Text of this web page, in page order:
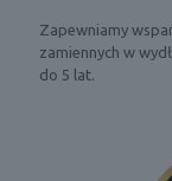
Zapewniamy
zamiennych w
do 5 lat.